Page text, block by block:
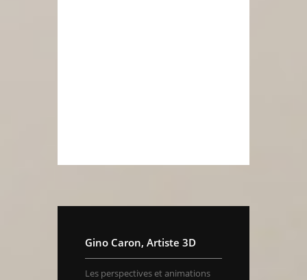
Gino Caron, Artiste 3D
Les perspectives et animations